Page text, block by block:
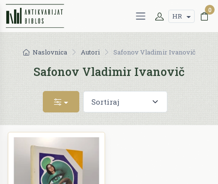
HR
0
Naslovnica Autori Safonov Vladimir Ivanovič
Safonov Vladimir Ivanovič